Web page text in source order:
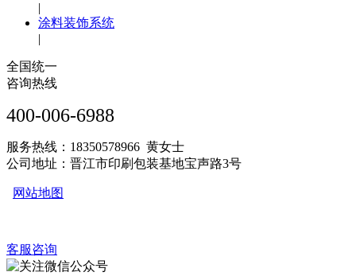
|
涂料装饰系统
|
全国统一
咨询热线
400-006-6988
服务热线：18350578966 黄女士
公司地址：晋江市印刷包装基地宝声路3号
网站地图
客服咨询